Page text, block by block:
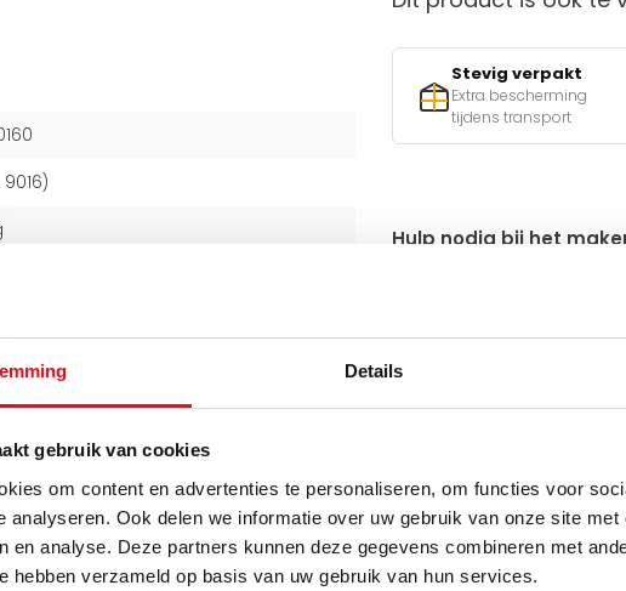
Details
gebruik van cookies
om content en advertenties te personaliseren, om functies voor
analyseren. Ook delen we informatie over uw gebruik van onze site
en analyse. Deze partners kunnen deze gegevens combineren met
hebben verzameld op basis van uw gebruik van hun services.
9016)
Stevig verpakt
Extra bescherming
tijdens transport
Hulp nodig bij het
Heb je een vraag
Simon helpt je graag en